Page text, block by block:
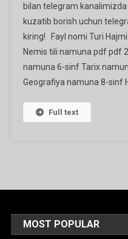
Javoblari
2020
Ga
bilan telegram kanalimizda
kuzatib borish uchun
kiring! Fayl nomi Turi
Nemis tili namuna pdf pdf
namuna 6-sinf Tarix
Geografiya namuna 8-sinf
Full text
MOST POPULAR